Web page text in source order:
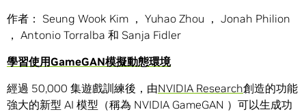
作者： Seung Wook Kim ， Yuhao Zhou ， Jonah Philion
， Antonio Torralba 和 Sanja Fidler
學習使用GameGAN模擬動態環境
經過 50,000 集遊戲訓練後，由NVIDIA Research創造的功能
強大的新型 AI 模型（稱為 NVIDIA GameGAN ）可以生成功